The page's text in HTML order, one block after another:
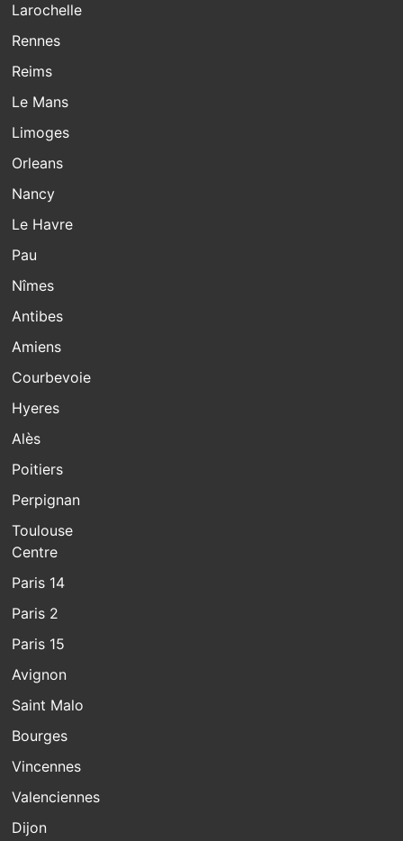
Larochelle
Rennes
Reims
Le Mans
Limoges
Orleans
Nancy
Le Havre
Pau
Nîmes
Antibes
Amiens
Courbevoie
Hyeres
Alès
Poitiers
Perpignan
Toulouse
Centre
Paris 14
Paris 2
Paris 15
Avignon
Saint Malo
Bourges
Vincennes
Valenciennes
Dijon